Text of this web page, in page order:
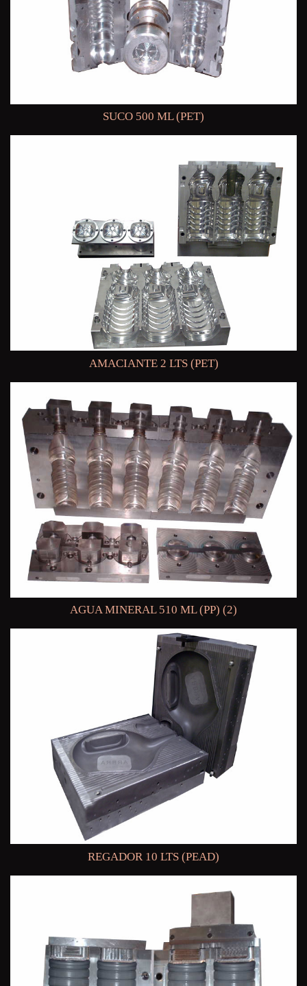
SUCO 500 ML (PET)
AMACIANTE 2 LTS (PET)
AGUA MINERAL 510 ML (PP) (2)
REGADOR 10 LTS (PEAD)